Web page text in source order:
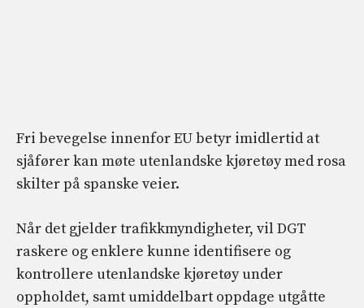
Fri bevegelse innenfor EU betyr imidlertid at
sjåfører kan møte utenlandske kjøretøy med rosa
skilter på spanske veier.
Når det gjelder trafikkmyndigheter, vil DGT
raskere og enklere kunne identifisere og
kontrollere utenlandske kjøretøy under
oppholdet, samt umiddelbart oppdage utgåtte